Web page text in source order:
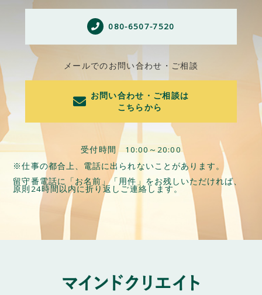
080-6507-7520
メールでのお問い合わせ・ご相談
お問い合わせ・ご相談は
こちらから
受付時間 10:00～20:00
※仕事の都合上、電話に出られないことがあります。
留守番電話に「お名前」「用件」をお残しいただければ、
原則24時間以内に折り返しご連絡します。